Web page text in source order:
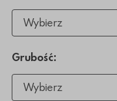
Wybierz
Grubość:
Wybierz